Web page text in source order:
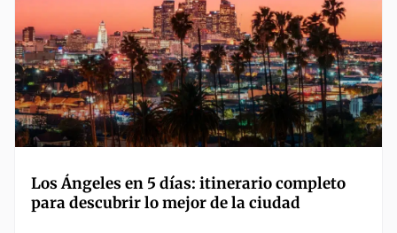
Los Ángeles en 5 días: itinerario completo
para descubrir lo mejor de la ciudad